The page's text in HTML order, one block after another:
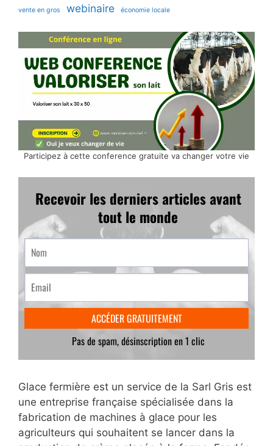
vente en gros webinaire économie locale
Participez à cette conference gratuite va changer votre vie
Glace fermière est un service de la Sarl Gris est
une entreprise française spécialisée dans la
fabrication de machines à glace pour les
agriculteurs qui souhaitent se lancer dans la